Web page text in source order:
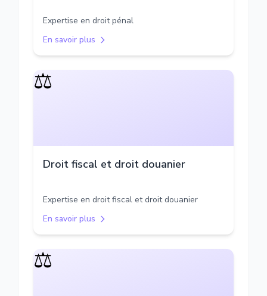
Expertise en droit pénal
En savoir plus
⚖️
Droit fiscal et droit douanier
Expertise en droit fiscal et droit douanier
En savoir plus
⚖️